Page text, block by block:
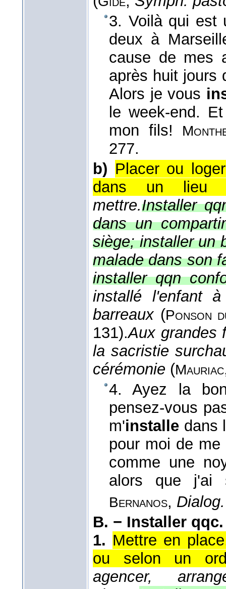
3. Voilà qui
deux à
cause de mes
après huit jours
Alors je vous
le week-end.
mon fils!
277.
b) Placer ou
dans un lieu
mettre.Installer
dans un
siège; installer un
malade dans son
installer qqn
installé l'enfant
barreaux (Ponson
131).Aux grandes
la sacristie
cérémonie (Mauriac
4. Ayez la
pensez-vous
m'installe dans
pour moi de
comme une
alors que j'ai
Bernanos,
B. − Installer qqc.
1. Mettre en
ou selon un
agencer,